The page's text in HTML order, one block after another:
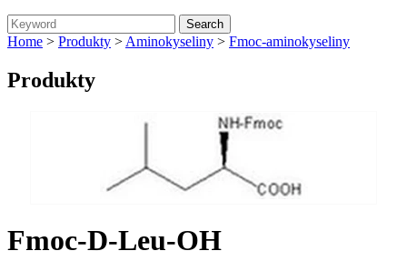
Home > Produkty > Aminokyseliny > Fmoc-aminokyseliny
Produkty
Fmoc-D-Leu-OH